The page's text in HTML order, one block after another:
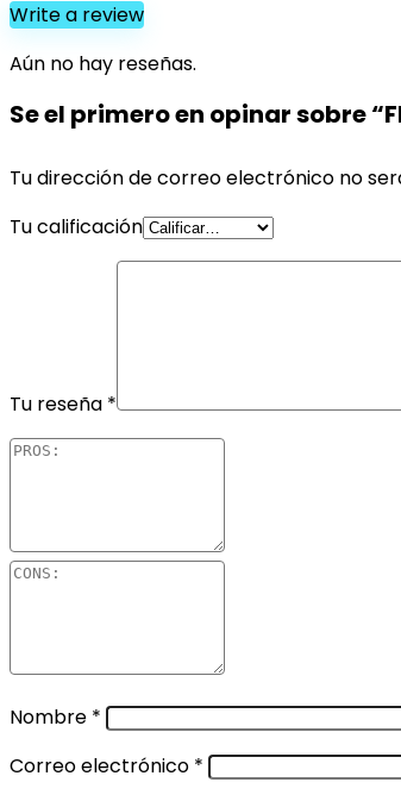
Write a review
Aún no hay reseñas.
Se el primero en opinar sobre
Tu dirección de correo electrónico no
Tu calificación
Tu reseña *
Nombre *
Correo electrónico *